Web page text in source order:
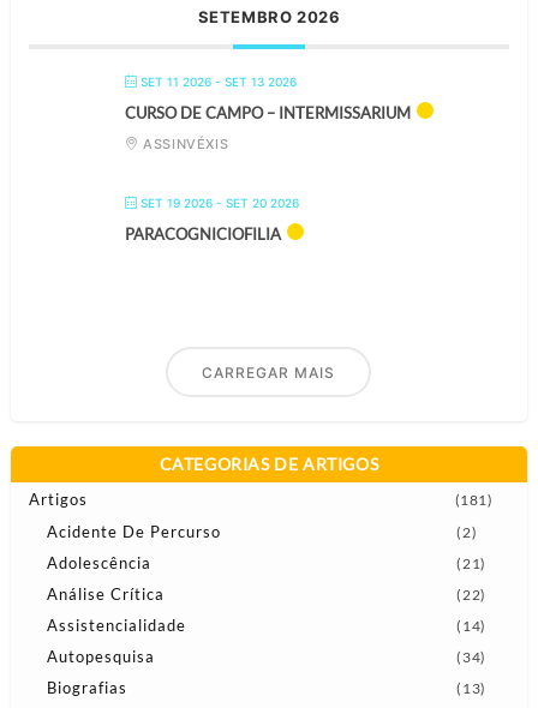
SETEMBRO 2026
SET 11 2026- SET 13 2026
CURSO DE CAMPO – INTERMISSARIUM
ASSINVÉXIS
SET 19 2026- SET 20 2026
PARACOGNICIOFILIA
CARREGAR MAIS
CATEGORIAS DE ARTIGOS
Artigos (181)
Acidente De Percurso (2)
Adolescência (21)
Análise Crítica (22)
Assistencialidade (14)
Autopesquisa (34)
Biografias (13)